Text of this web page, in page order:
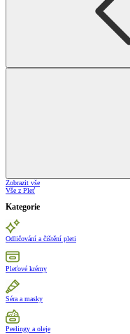
Zobrazit vše
Vše z Pleť
Kategorie
Odličování a čištění pleti
Pleťové krémy
Séra a masky
Peelingy a oleje